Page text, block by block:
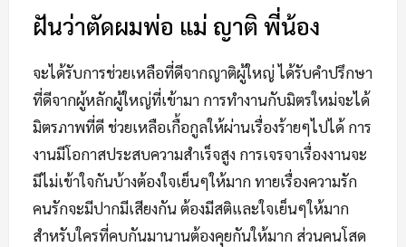
ฝันว่าตัดผมพ่อ แม่ ญาติ พี่น้อง
จะได้รับการช่วยเหลือที่ดีจากญาติผู้ใหญ่ ได้รับคำปรึกษา
ที่ดีจากผู้หลักผู้ใหญ่ที่เข้ามา การทำงานกับมิตรใหม่จะได้
มิตรภาพที่ดี ช่วยเหลือเกื้อกูลให้ผ่านเรื่องร้ายๆไปได้ การ
งานมีโอกาสประสบความสำเร็จสูง การเจรจาเรื่องงานจะ
มีไม่เข้าใจกันบ้างต้องใจเย็นๆให้มาก ทายเรื่องความรัก
คนรักจะมีปากมีเสียงกัน ต้องมีสติและใจเย็นๆให้มาก
สำหรับใครที่คบกันมานานต้องคุยกันให้มาก ส่วนคนโสด